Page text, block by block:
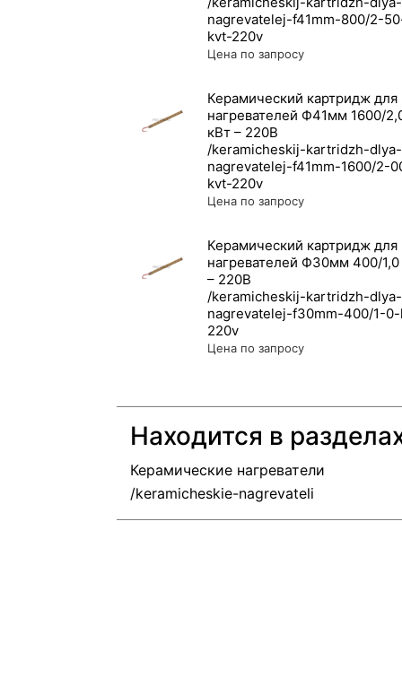
Цена по запросу
Керамический картридж для
нагревателей Ф41мм 1600/
кВт – 220В
Цена по запросу
Керамический картридж для
нагревателей Ф30мм 400/1,0
– 220В
Цена по запросу
Находится в
Керамические нагреватели